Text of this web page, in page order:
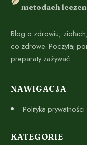
metodach
Blog o zdrowiu,
co zdrowe. Poczytaj
preparaty zażywać.
NAWIGACJA
Polityka prywatności
KATEGORIE